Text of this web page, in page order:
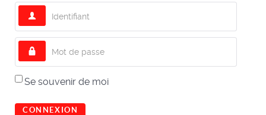
Identifiant
Se souvenir de moi
CONNEXION